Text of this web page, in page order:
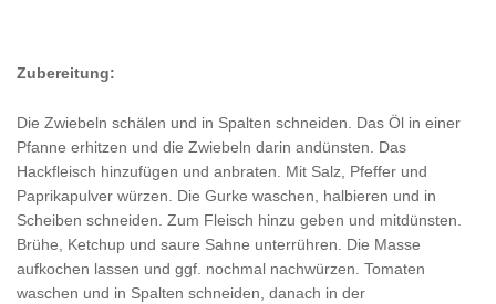
Zubereitung:
Die Zwiebeln schälen und in Spalten schneiden. Das Öl in einer
Pfanne erhitzen und die Zwiebeln darin andünsten. Das
Hackfleisch hinzufügen und anbraten. Mit Salz, Pfeffer und
Paprikapulver würzen. Die Gurke waschen, halbieren und in
Scheiben schneiden. Zum Fleisch hinzu geben und mitdünsten.
Brühe, Ketchup und saure Sahne unterrühren. Die Masse
aufkochen lassen und ggf. nochmal nachwürzen. Tomaten
waschen und in Spalten schneiden, danach in der